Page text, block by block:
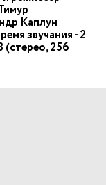
Каплун
звучания - 2
256